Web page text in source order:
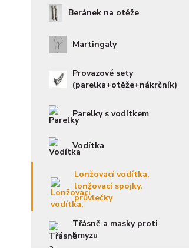
Beránek na otěže
Martingaly
Provazové sety
(parelka+otěže+nákrčník)
Parelky s vodítkem
Vodítka
Lonžovací vodítka,
lonžovací spojky,
průvlečky
Třásně a masky proti
hmyzu